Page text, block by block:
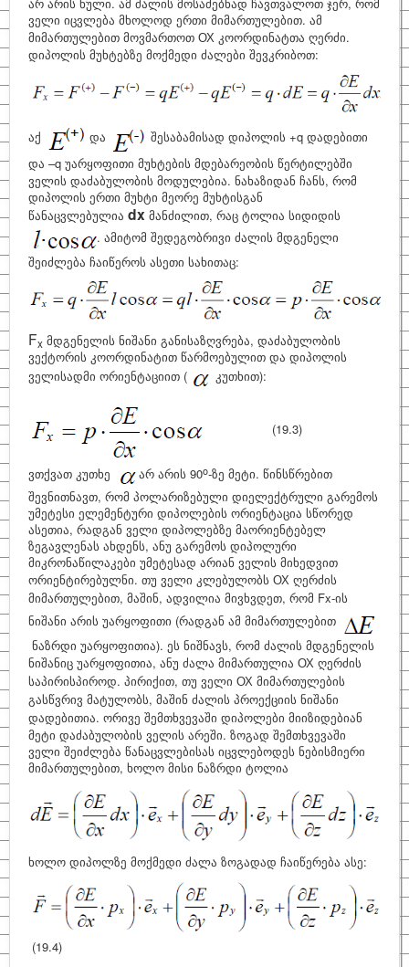
ველი იცვლება მხოლოდ ერთი მიმართულებით. ამ
მიმართულებით მოვმართოთ ОХ კოორდინატთა ღერძი.
დიპოლის მუხტებზე მოქმედი ძალები შევკრიბოთ:
აქ და შესაბამისად დიპოლის +q დადებითი
და –q უარყოფითი მუხტების მდებარეობის წერტილებში
ველის დაძაბულობის მოდულებია. ნახაზიდან ჩანს, რომ
დიპოლის ერთი მუხტი მეორე მუხტისგან
წანაცვლებულია dx მანძილით, რაც ტოლია სიდიდის
. ამიტომ შედეგობრივი ძალის მდგენელი
შეიძლება ჩაიწეროს ასეთი სახითაც:
Fx მდგენელის ნიშანი განისაზღვრება, დაძაბულობის
ვექტორის კოორდინატით წარმოებულით და დიპოლის
ველისადმი ორიენტაციით (
კუთხით):
(19.3)
ვთქვათ კუთხე არ არის 90o-ზე მეტი. წინსწრებით
შევნითნავთ, რომ პოლარიზებული დიელექტრული გარემოს
უმეტესი ელემენტური დიპოლების ორიენტაცია სწორედ
ასეთია, რადგან ველი დიპოლებზე მაორიენტებელ
ზეგავლენას ახდენს, ანუ გარემოს დიპოლური
მიკრონაწილაკები უმეტესად არიან ველის მიხედვით
ორიენტირებულნი. თუ ველი კლებულობს ОХ ღერძის
მიმართულებით, მაშინ, ადვილია მივხვდეთ, რომ Fx-ის
ნიშანი არის უარყოფითი (რადგან ამ მიმართულებით
ნაზრდი უარყოფითია). ეს ნიშნავს, რომ ძალის მდგენელის
ნიშანიც უარყოფითია, ანუ ძალა მიმართულია ОХ ღერძის
საპირისპიროდ. პირიქით, თუ ველი ОХ მიმართულების
გასწვრივ მატულობს, მაშინ ძალის პროექციის ნიშანი
დადებითია. ორივე შემთხვევაში დიპოლები მიიზიდებიან
მეტი დაძაბულობის ველის არეში. ზოგად შემთხვევაში
ველი შეიძლება წანაცვლებისას იცვლებოდეს ნებისმიერი
მიმართულებით, ხოლო მისი ნაზრდი ტოლია
ხოლო დიპოლზე მოქმედი ძალა ზოგადად ჩაიწერება ასე:
(19.4)